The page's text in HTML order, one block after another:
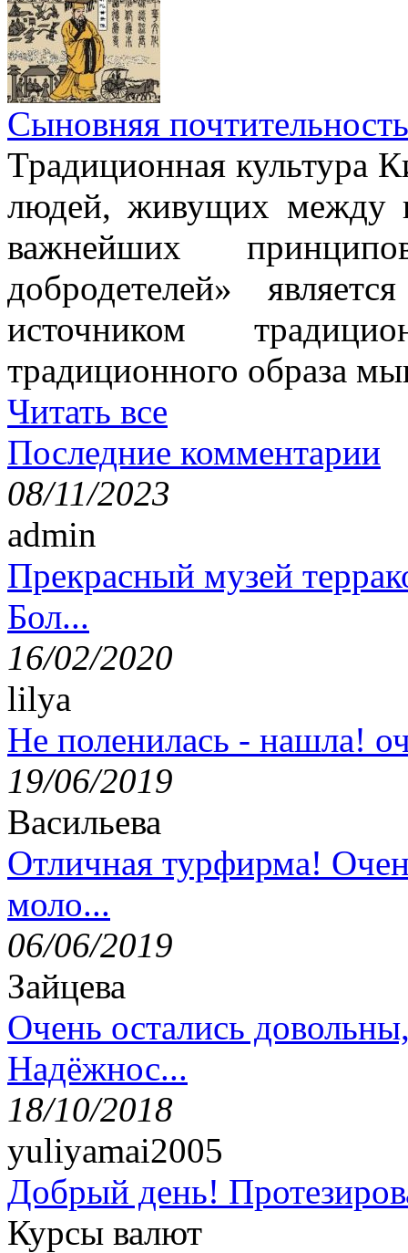
Сыновняя почтительность
Традиционная культура
людей, живущих между
важнейших
добродетелей»
источником
традиционного образа
Читать все
Последние комментарии
08/11/2023
admin
Прекрасный музей
Бол...
16/02/2020
lilya
Не поленилась - нашла!
19/06/2019
Васильева
Отличная турфирма!
моло...
06/06/2019
Зайцева
Очень остались
Надёжнос...
18/10/2018
yuliyamai2005
Добрый день!
Курсы валют